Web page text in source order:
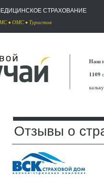
СТРАХОВАНИЕ
• ОМС• Туристов
Наш
1109
Отзывы о